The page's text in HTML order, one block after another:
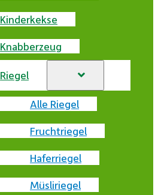
Kinderkekse
Knabberzeug
Riegel
Alle Riegel
Fruchtriegel
Haferriegel
Müsliriegel